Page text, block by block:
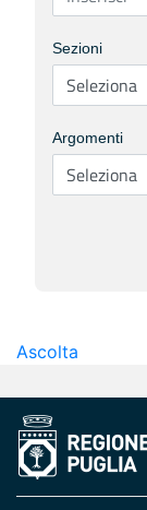
Sezioni
Argomenti
Ascolta